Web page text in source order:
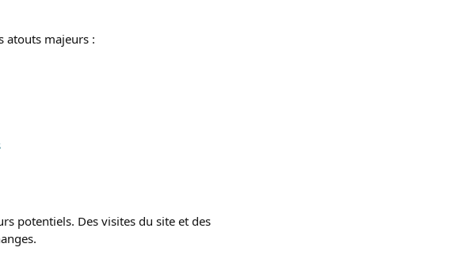
atouts majeurs :
potentiels. Des visites du site et des